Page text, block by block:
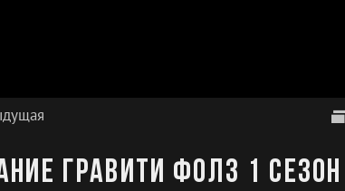
Гравити Фолз 1 сезон